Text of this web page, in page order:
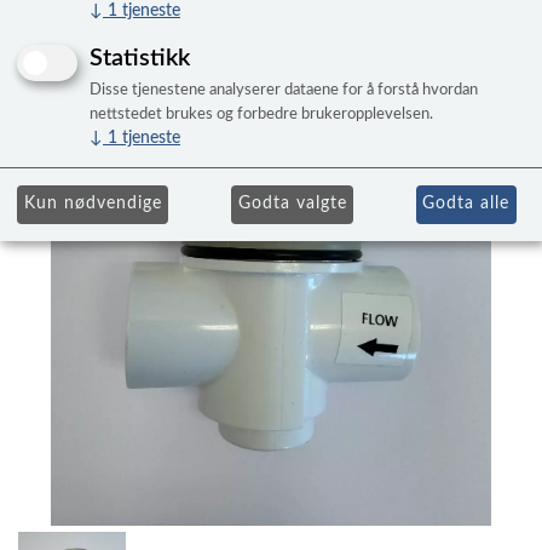
↓ 1 tjeneste
Statistikk
Disse tjenestene analyserer dataene for å forstå hvordan
nettstedet brukes og forbedre brukeropplevelsen.
↓ 1 tjeneste
Kun nødvendige Godta valgte Godta alle